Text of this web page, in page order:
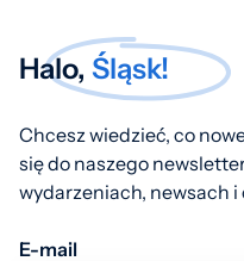
Halo, Śląsk!
Chcesz wiedzieć, co
się do naszego
wydarzeniach, newsach i
E-mail